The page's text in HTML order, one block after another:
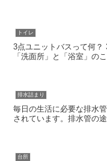
トイレ
3点ユニットバスって何？
「洗面所」と「浴室」の
排水詰まり
毎日の生活に必要な排水
されています。排水管の
台所